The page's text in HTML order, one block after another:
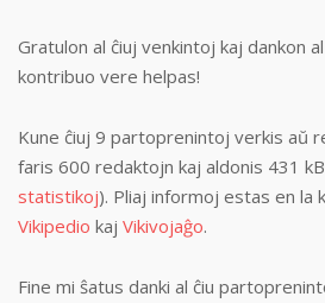
Gratulon al ĉiuj venkintoj kaj dankon
kontribuo vere helpas!
Kune ĉiuj 9 partoprenintoj verkis aŭ
faris 600 redaktojn kaj aldonis 431
statistikoj). Pliaj informoj estas en la
Vikipedio kaj Vikivojaĝo.
Fine mi ŝatus danki al ĉiu